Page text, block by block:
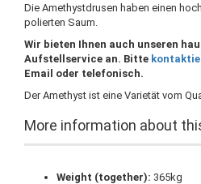
Die Amethystdrusen haben einen
polierten Saum.
Wir bieten Ihnen auch unseren
Aufstellservice an. Bitte
Email oder telefonisch.
Der Amethyst ist eine Varietät vom
More information about
Weight (together): 365kg